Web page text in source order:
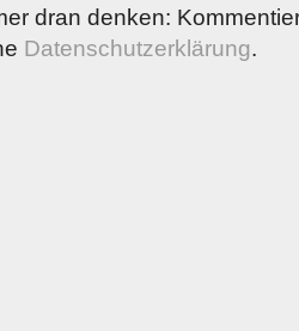
dran denken:
Datenschutzerklärung.